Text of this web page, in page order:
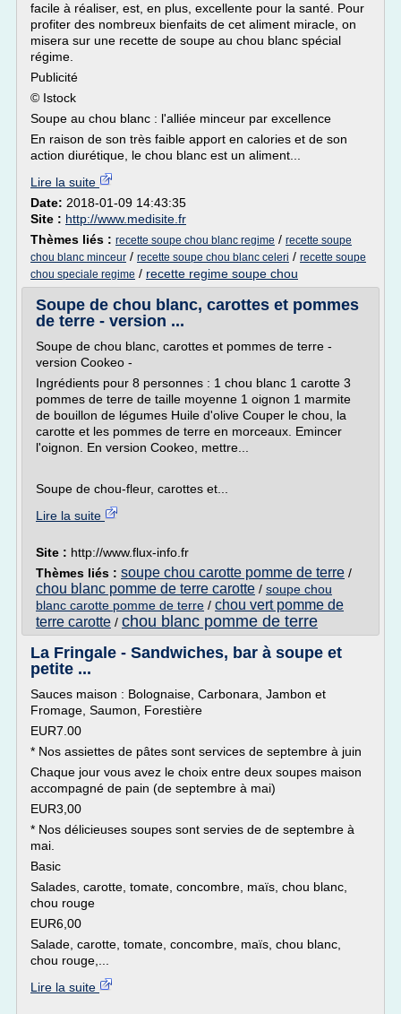
facile à réaliser, est, en plus, excellente pour la santé. Pour
profiter des nombreux bienfaits de cet aliment miracle, on
misera sur une recette de soupe au chou blanc spécial
régime.
Publicité
© Istock
Soupe au chou blanc : l'alliée minceur par excellence
En raison de son très faible apport en calories et de son
action diurétique, le chou blanc est un aliment...
Lire la suite
Date: 2018-01-09 14:43:35
Site : http://www.medisite.fr
Thèmes liés : recette soupe chou blanc regime / recette soupe
chou blanc minceur / recette soupe chou blanc celeri / recette soupe
chou speciale regime / recette regime soupe chou
Soupe de chou blanc, carottes et pommes
de terre - version ...
Soupe de chou blanc, carottes et pommes de terre -
version Cookeo -
Ingrédients pour 8 personnes : 1 chou blanc 1 carotte 3
pommes de terre de taille moyenne 1 oignon 1 marmite
de bouillon de légumes Huile d'olive Couper le chou, la
carotte et les pommes de terre en morceaux. Emincer
l'oignon. En version Cookeo, mettre...
Soupe de chou-fleur, carottes et...
Lire la suite
Site : http://www.flux-info.fr
Thèmes liés : soupe chou carotte pomme de terre /
chou blanc pomme de terre carotte / soupe chou
blanc carotte pomme de terre / chou vert pomme de
terre carotte / chou blanc pomme de terre
La Fringale - Sandwiches, bar à soupe et
petite ...
Sauces maison : Bolognaise, Carbonara, Jambon et
Fromage, Saumon, Forestière
EUR7.00
* Nos assiettes de pâtes sont services de septembre à juin
Chaque jour vous avez le choix entre deux soupes maison
accompagné de pain (de septembre à mai)
EUR3,00
* Nos délicieuses soupes sont servies de de septembre à
mai.
Basic
Salades, carotte, tomate, concombre, maïs, chou blanc,
chou rouge
EUR6,00
Salade, carotte, tomate, concombre, maïs, chou blanc,
chou rouge,...
Lire la suite